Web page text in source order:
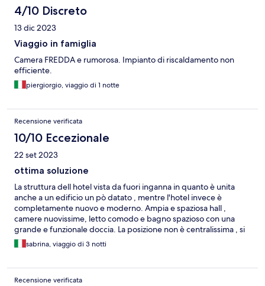
4/10 Discreto
13 dic 2023
Viaggio in famiglia
Camera FREDDA e rumorosa. Impianto di riscaldamento non
efficiente.
piergiorgio, viaggio di 1 notte
Recensione verificata
10/10 Eccezionale
22 set 2023
ottima soluzione
La struttura dell hotel vista da fuori inganna in quanto è unita
anche a un edificio un pò datato , mentre l'hotel invece è
completamente nuovo e moderno. Ampia e spaziosa hall ,
camere nuovissime, letto comodo e bagno spazioso con una
grande e funzionale doccia. La posizione non è centralissima , si
trova alle spalle della stazione ferroviaria quindi comoda anche
per chi viaggia in treno. Possibilità di parcheggio libero o al
gratuitamente le bici per raggiungere il centro in pochi minuti .
Gentilezza del personale , disponibile h24 e molto gradita
sabrina, viaggio di 3 notti
Recensione verificata